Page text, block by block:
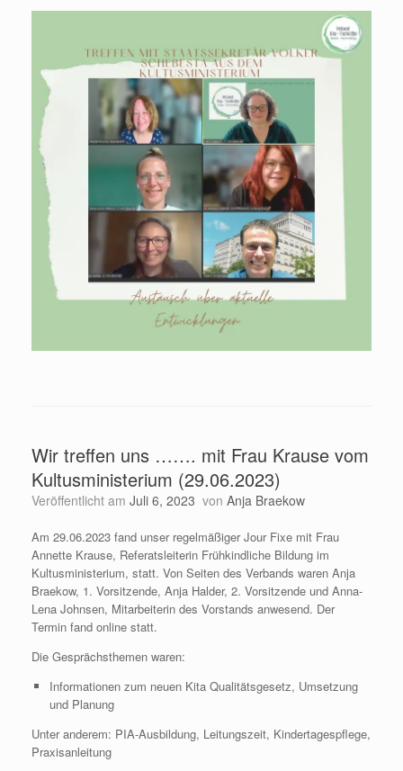
Wir treffen uns ……. mit Frau Krause vom
Kultusministerium (29.06.2023)
Veröffentlicht am Juli 6, 2023 von Anja Braekow
Am 29.06.2023 fand unser regelmäßiger Jour Fixe mit Frau
Annette Krause, Referatsleiterin Frühkindliche Bildung im
Kultusministerium, statt. Von Seiten des Verbands waren Anja
Braekow, 1. Vorsitzende, Anja Halder, 2. Vorsitzende und Anna-
Lena Johnsen, Mitarbeiterin des Vorstands anwesend. Der
Termin fand online statt.
Die Gesprächsthemen waren:
Informationen zum neuen Kita Qualitätsgesetz, Umsetzung
und Planung
Unter anderem: PIA-Ausbildung, Leitungszeit, Kindertagespflege,
Praxisanleitung